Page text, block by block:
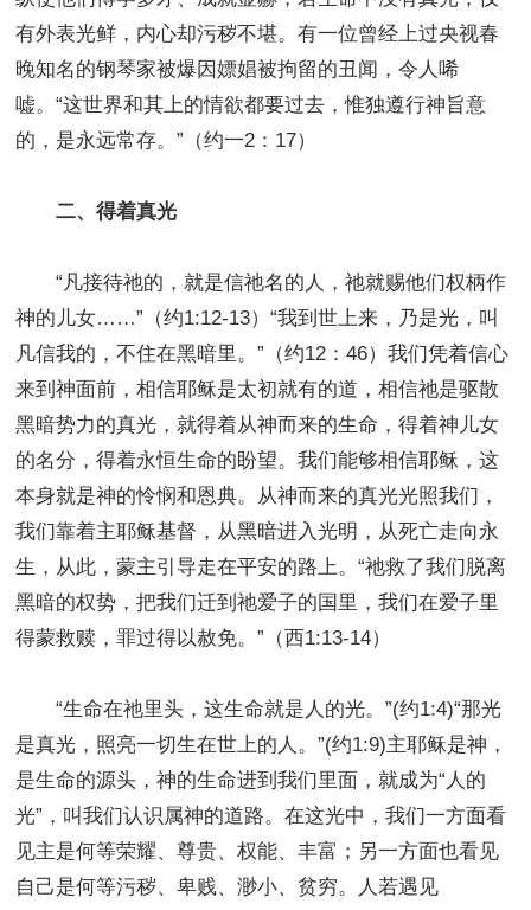
有外表光鲜，内心却污秽不堪。有一位曾经上过央视春
晚知名的钢琴家被爆因嫖娼被拘留的丑闻，令人唏
嘘。“这世界和其上的情欲都要过去，惟独遵行神旨意
的，是永远常存。”（约一2：17）
二、得着真光
“凡接待祂的，就是信祂名的人，祂就赐他们权柄作
神的儿女……”（约1:12-13）“我到世上来，乃是光，叫
凡信我的，不住在黑暗里。”（约12：46）我们凭着信心
来到神面前，相信耶稣是太初就有的道，相信祂是驱散
黑暗势力的真光，就得着从神而来的生命，得着神儿女
的名分，得着永恒生命的盼望。我们能够相信耶稣，这
本身就是神的怜悯和恩典。从神而来的真光光照我们，
我们靠着主耶稣基督，从黑暗进入光明，从死亡走向永
生，从此，蒙主引导走在平安的路上。“祂救了我们脱离
黑暗的权势，把我们迁到祂爱子的国里，我们在爱子里
得蒙救赎，罪过得以赦免。”（西1:13-14）
“生命在祂里头，这生命就是人的光。”(约1:4)“那光
是真光，照亮一切生在世上的人。”(约1:9)主耶稣是神，
是生命的源头，神的生命进到我们里面，就成为“人的
光”，叫我们认识属神的道路。在这光中，我们一方面看
见主是何等荣耀、尊贵、权能、丰富；另一方面也看见
自己是何等污秽、卑贱、渺小、贫穷。人若遇见